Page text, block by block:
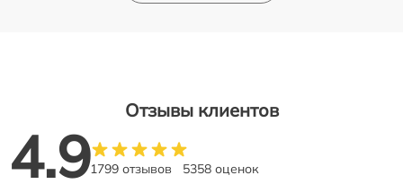
Отзывы клиентов
4.91799 отзывов 5358 оценок